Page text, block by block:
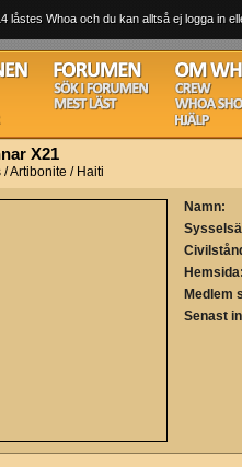
låstes Whoa och du kan alltså ej logga in
X21
/ Artibonite / Haiti
Namn:
Medlem
Senast